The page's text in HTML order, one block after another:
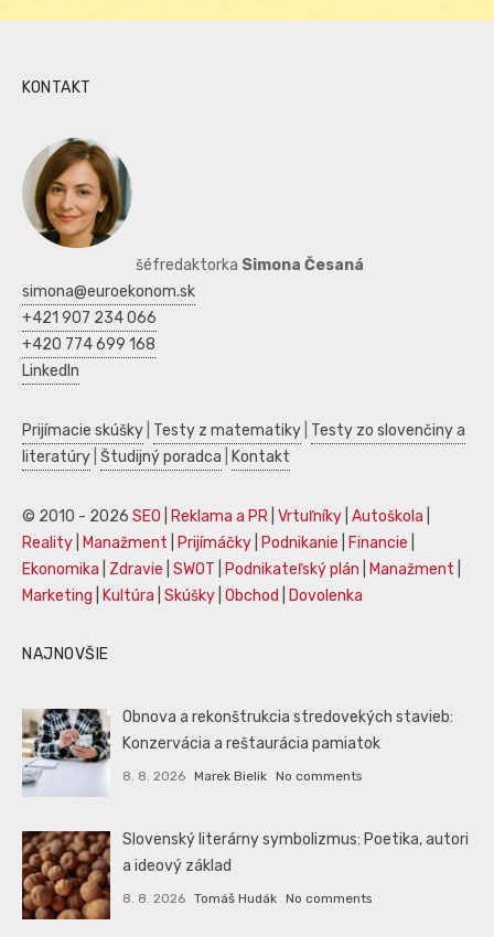
KONTAKT
šéfredaktorka Simona Česaná
simona@euroekonom.sk
+421 907 234 066
+420 774 699 168
LinkedIn
Prijímacie skúšky Testy z matematiky Testy zo slovenčiny a
literatúry Študijný poradca Kontakt
© 2010 - 2026 SEO Reklama a PR Vrtuľníky Autoškola
Reality
Manažment Prijímáčky Podnikanie Financie
Ekonomika
Zdravie SWOT Podnikateľský plán Manažment
Marketing
Kultúra Skúšky Obchod Dovolenka
NAJNOVŠIE
Obnova a rekonštrukcia stredovekých stavieb:
Konzervácia a reštaurácia pamiatok
8. 8. 2026 Marek Bielik No comments
Slovenský literárny symbolizmus: Poetika, autori
a ideový základ
8. 8. 2026 Tomáš Hudák No comments